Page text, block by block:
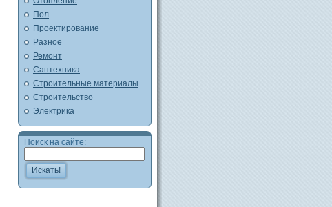
Пол
Проектирование
Разное
Ремонт
Сантехника
Строительные материалы
Строительство
Электрика
Поиск на сайте:
Искать!